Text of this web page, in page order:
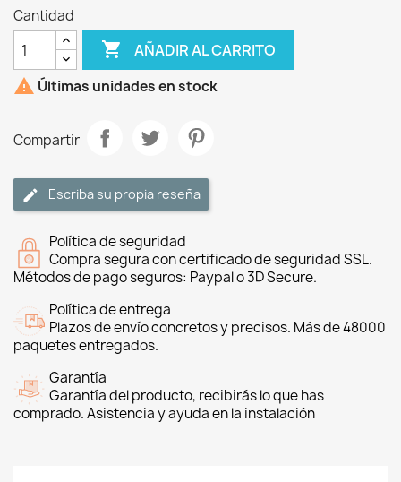
Cantidad
 AÑADIR AL CARRITO
 Últimas unidades en stock
Compartir
Escriba su propia reseña
Política de seguridad
Compra segura con certificado de seguridad SSL.
Métodos de pago seguros: Paypal o 3D Secure.
Política de entrega
Plazos de envío concretos y precisos. Más de 48000
paquetes entregados.
Garantía
Garantía del producto, recibirás lo que has
comprado. Asistencia y ayuda en la instalación